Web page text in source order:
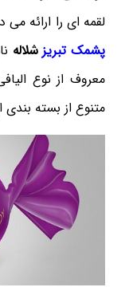
لقمه ای را ارائه
پشمک تبریزشلاله
معروف از نوع
متنوع از بسته بندی